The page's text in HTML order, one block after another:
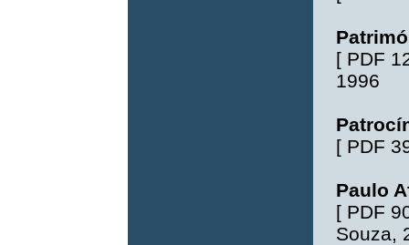
[ PDF
1996
[ PDF
Paulo
[ PDF
Souza,